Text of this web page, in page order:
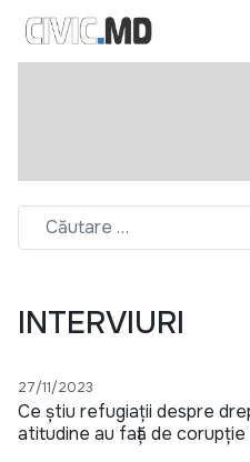
INTERVIURI
27/11/2023
Ce știu refugiații despre
atitudine au față de corupție